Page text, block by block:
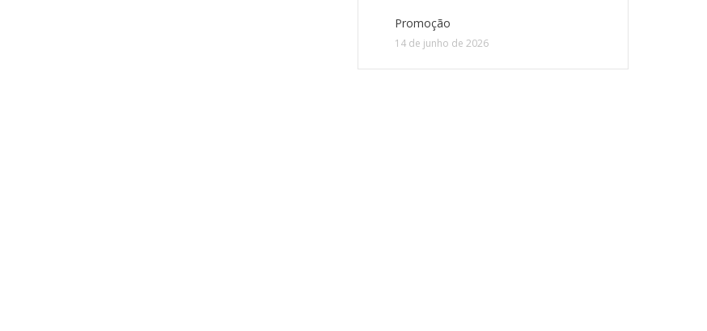
Promoção
14 de junho de 2026